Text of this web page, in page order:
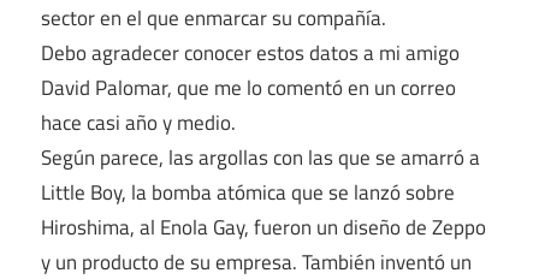
sector en el que enmarcar su compañía.
Debo agradecer conocer estos datos a mi amigo
David Palomar, que me lo comentó en un correo
hace casi año y medio.
Según parece, las argollas con las que se amarró a
Little Boy, la bomba atómica que se lanzó sobre
Hiroshima, al Enola Gay, fueron un diseño de Zeppo
y un producto de su empresa. También inventó un